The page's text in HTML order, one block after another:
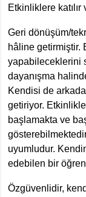
Etkinliklere
Geri dönüşüm/
hâline getirmiştir.
yapabileceklerini
dayanışma
Kendisi de
getiriyor.
başlamakta ve
uyumludur.
edebilen bir
Özgüvenlidir,